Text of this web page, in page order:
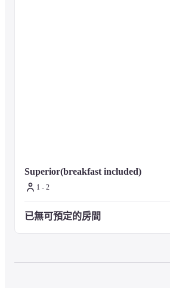
■關於客房
在フォション飯店的獨特款待中，享受
中同樣享受フォション的奢華茶歇時光。
※11歲以下的兒童每一床可共用一名。
Superior(breakfast included)
1 - 2
已無可預定的房間